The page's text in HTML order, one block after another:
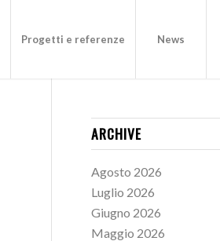
Progetti e referenze News
ARCHIVE
Agosto 2026
Luglio 2026
Giugno 2026
Maggio 2026